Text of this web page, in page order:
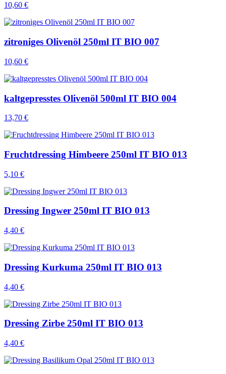
10,60 €
zitroniges Olivenöl 250ml IT BIO 007
10,60 €
kaltgepresstes Olivenöl 500ml IT BIO 004
13,70 €
Fruchtdressing Himbeere 250ml IT BIO 013
5,10 €
Dressing Ingwer 250ml IT BIO 013
4,40 €
Dressing Kurkuma 250ml IT BIO 013
4,40 €
Dressing Zirbe 250ml IT BIO 013
4,40 €